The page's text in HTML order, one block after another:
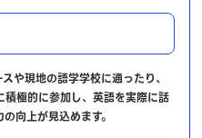
現地の語学学校に通ったり、
積極的に参加し、英語を実際に話
向上が見込めます。